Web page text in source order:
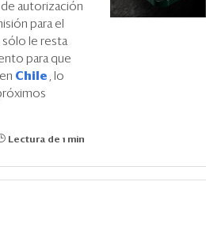
autorización
para el
sólo le resta
para que
Chile , lo
Lectura de 1 min